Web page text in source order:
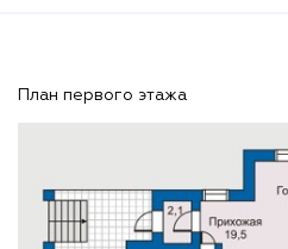
План первого этажа